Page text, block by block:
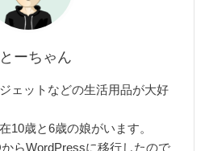
ーちゃん
ェットなどの生活用品が大好
10歳と6歳の娘がいます。
らWordPressに移行したので